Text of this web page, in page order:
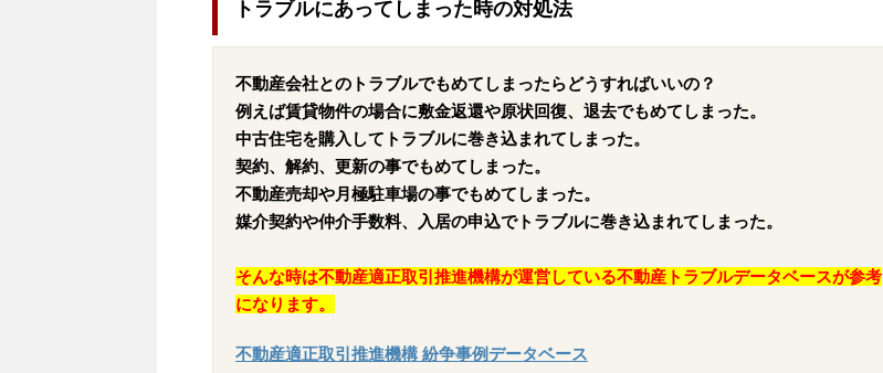
トラブルにあってしまった時の対処法
不動産会社とのトラブルでもめてしまったらどうすればいいの？
例えば賃貸物件の場合に敷金返還や原状回復、退去でもめてしまった。
中古住宅を購入してトラブルに巻き込まれてしまった。
契約、解約、更新の事でもめてしまった。
不動産売却や月極駐車場の事でもめてしまった。
媒介契約や仲介手数料、入居の申込でトラブルに巻き込まれてしまった。
そんな時は不動産適正取引推進機構が運営している不動産トラブルデータベースが参考
になります。
不動産適正取引推進機構 紛争事例データベース